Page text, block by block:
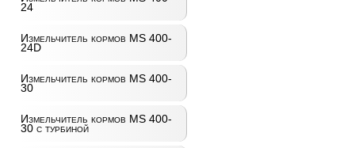
24
Измельчитель кормов MS 400-
24D
Измельчитель кормов MS 400-
30
Измельчитель кормов MS 400-
30 с турбиной